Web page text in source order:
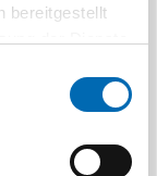
bereitgestellt
BMB
Artikel-